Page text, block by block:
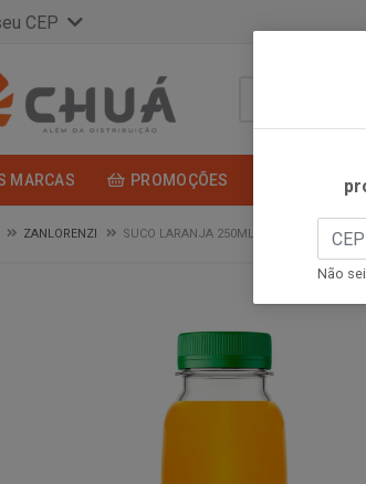
CEP
MARCAS PROMOÇÕES
ZANLORENZI SUCO LARANJA 250ML CAMPO LARGO
Não